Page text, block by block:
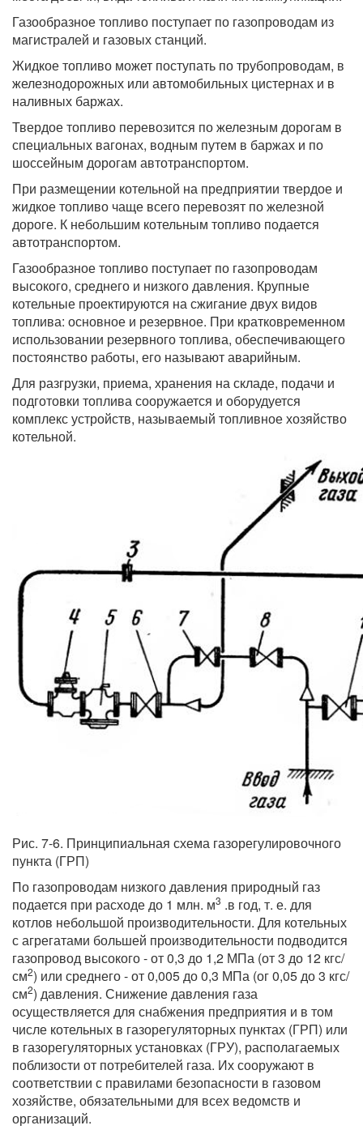
Газообразное топливо поступает по газопроводам из
магистралей и газовых станций.
Жидкое топливо может поступать по трубопроводам, в
железнодорожных или автомобильных цистернах и в
наливных баржах.
Твердое топливо перевозится по железным дорогам в
специальных вагонах, водным путем в баржах и по
шоссейным дорогам автотранспортом.
При размещении котельной на предприятии твердое и
жидкое топливо чаще всего перевозят по железной
дороге. К небольшим котельным топливо подается
автотранспортом.
Газообразное топливо поступает по газопроводам
высокого, среднего и низкого давления. Крупные
котельные проектируются на сжигание двух видов
топлива: основное и резервное. При кратковременном
использовании резервного топлива, обеспечивающего
постоянство работы, его называют аварийным.
Для разгрузки, приема, хранения на складе, подачи и
подготовки топлива сооружается и оборудуется
комплекс устройств, называемый топливное хозяйство
котельной.
Рис. 7-6. Принципиальная схема газорегулировочного
пункта (ГРП)
По газопроводам низкого давления природный газ
подается при расходе до 1 млн. м3 .в год, т. е. для
котлов небольшой производительности. Для котельных
с агрегатами большей производительности подводится
газопровод высокого - от 0,3 до 1,2 МПа (от 3 до 12 кгс/
см2) или среднего - от 0,005 до 0,3 МПа (ог 0,05 до 3 кгс/
см2) давления. Снижение давления газа
осуществляется для снабжения предприятия и в том
числе котельных в газорегуляторных пунктах (ГРП) или
в газорегуляторных установках (ГРУ), располагаемых
поблизости от потребителей газа. Их сооружают в
соответствии с правилами безопасности в газовом
хозяйстве, обязательными для всех ведомств и
организаций.